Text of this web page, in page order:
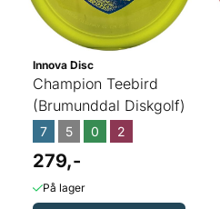
Innova Disc
Champion Teebird
(Brumunddal Diskgolf)
7 5 0 2
279,-
På lager